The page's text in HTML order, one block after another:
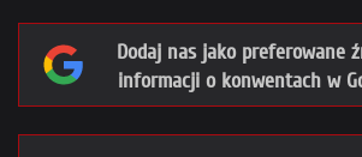
Dodaj nas jako preferowane
informacji o konwentach w